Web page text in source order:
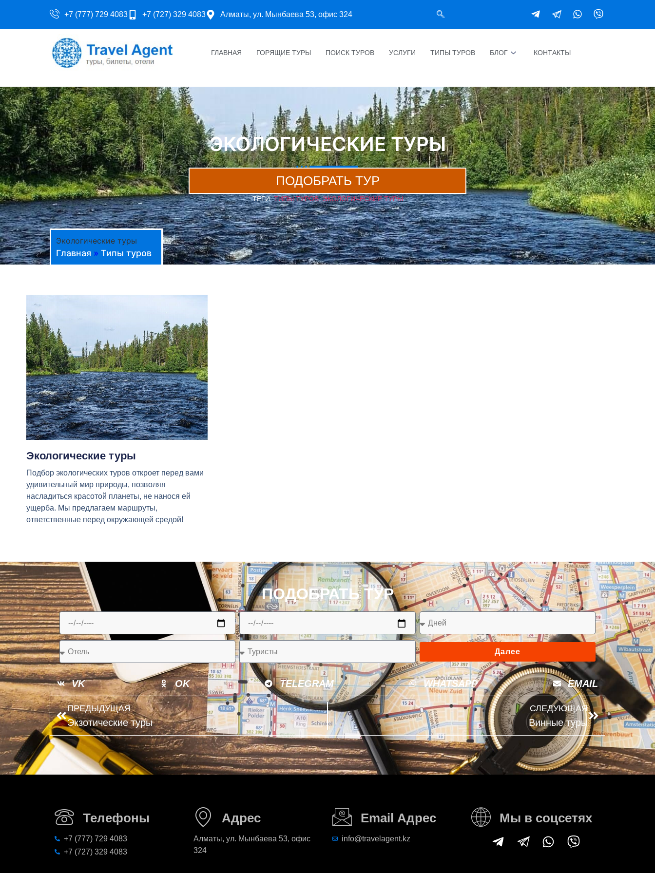
+7 (777) 729 4083 +7 (727) 329 4083 Алматы, ул. Мынбаева 53, офис 324
ГЛАВНАЯ ГОРЯЩИЕ ТУРЫ ПОИСК ТУРОВ УСЛУГИ ТИПЫ ТУРОВ БЛОГ КОНТАКТЫ
ЭКОЛОГИЧЕСКИЕ ТУРЫ
ПОДОБРАТЬ ТУР
ТЕГИ:ТИПЫ ТУРОВ,ЭКОЛОГИЧЕСКИЕ ТУРЫ
Экологические туры
Главная » Типы туров
Экологические туры
Подбор экологических туров откроет перед вами
удивительный мир природы, позволяя
насладиться красотой планеты, не нанося ей
ущерба. Мы предлагаем маршруты,
ответственные перед окружающей средой!
ПОДОБРАТЬ ТУР
Далее
VK OK TELEGRAM WHATSAPP EMAIL
ПРЕДЫДУЩАЯ
Экзотические туры
СЛЕДУЮЩАЯ
Винные туры
Телефоны
+7 (777) 729 4083
+7 (727) 329 4083
Адрес
Алматы, ул. Мынбаева 53, офис
324
Email Адрес
info@travelagent.kz
Мы в соцсетях